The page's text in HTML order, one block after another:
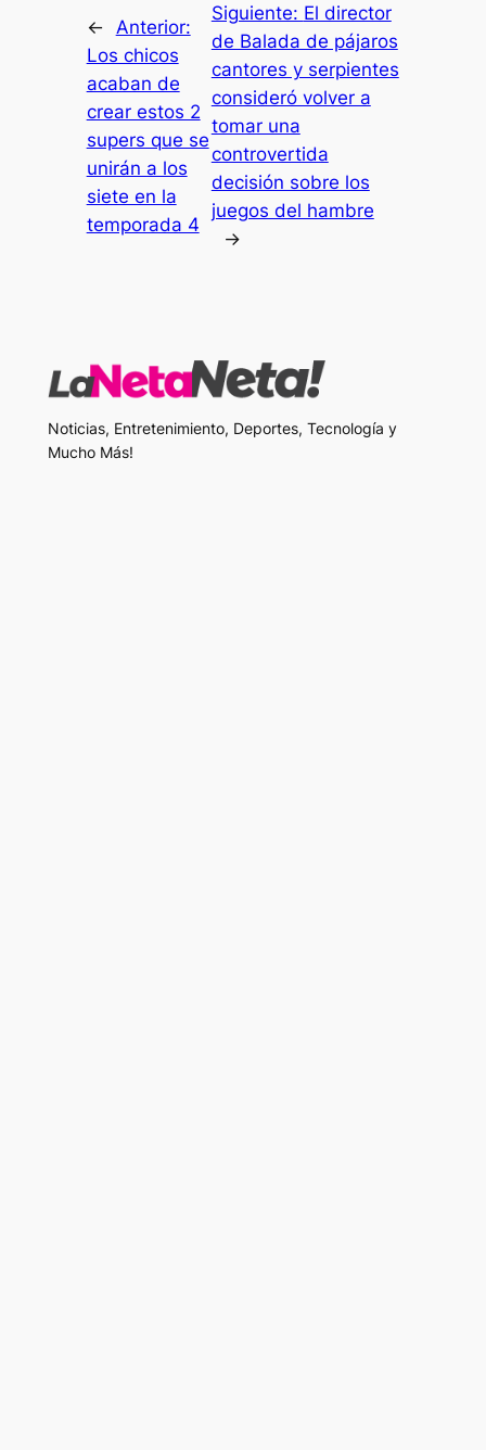
←
Anterior:
Los chicos
acaban de
crear estos 2
supers que se
unirán a los
siete en la
temporada 4
Siguiente: El director
de Balada de pájaros
cantores y serpientes
consideró volver a
tomar una
controvertida
decisión sobre los
juegos del hambre
→
Noticias, Entretenimiento, Deportes, Tecnología y
Mucho Más!